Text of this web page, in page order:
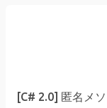
[C# 2.0] 匿名メ